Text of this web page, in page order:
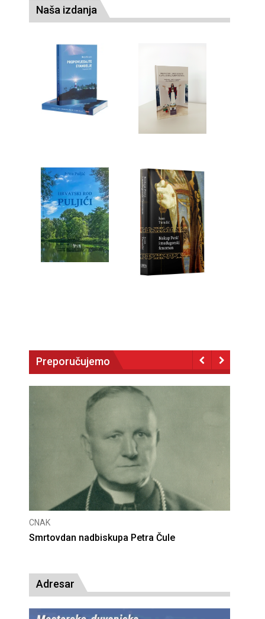
Naša izdanja
Preporučujemo
CNAK
Deseta obljetnica poništenja komunističke
Adresar